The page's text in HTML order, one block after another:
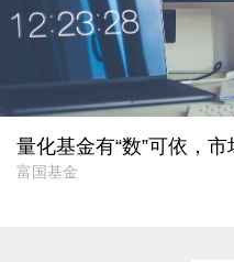
量化基金有“数”可依，市
富国基金